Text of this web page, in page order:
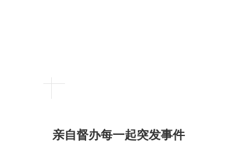
亲自督办每一起突发事件